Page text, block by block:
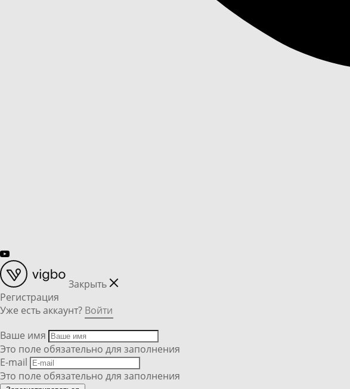
Закрыть
Регистрация
Уже есть аккаунт? Войти
Ваше имя
Это поле обязательно для заполнения
E-mail
Это поле обязательно для заполнения